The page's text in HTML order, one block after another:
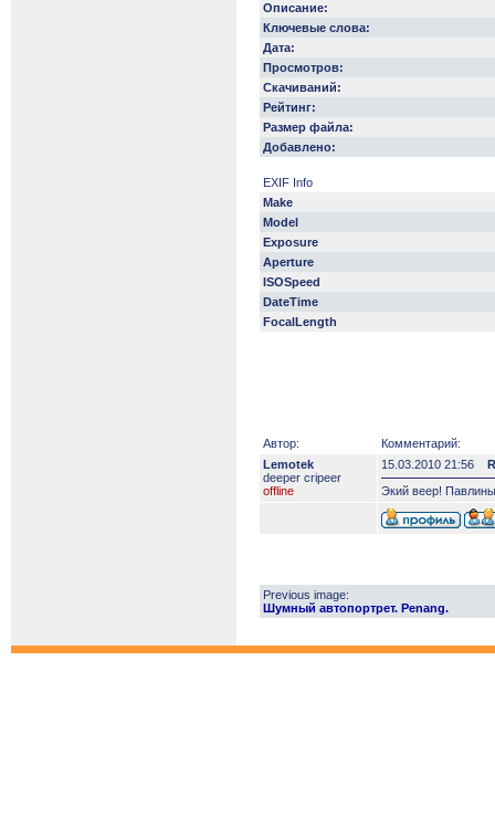
Описание:
Ключевые слова:
Дата:
Просмотров:
Скачиваний:
Рейтинг:
Размер файла:
Добавлено:
EXIF Info
Make
Model
Exposure
Aperture
ISOSpeed
DateTime
FocalLength
Автор:
Комментарий:
Lemotek
deeper сripeer
offline
15.03.2010 21:56
Экий веер!
Previous image:
Шумный автопортрет. Penang.